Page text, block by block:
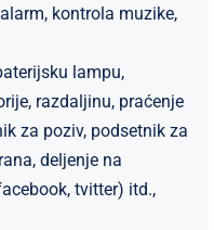
kontrola muzike,
lampu,
razdaljinu, praćenje
za poziv, podsetnik za
deljenje na
tvitter) itd.,